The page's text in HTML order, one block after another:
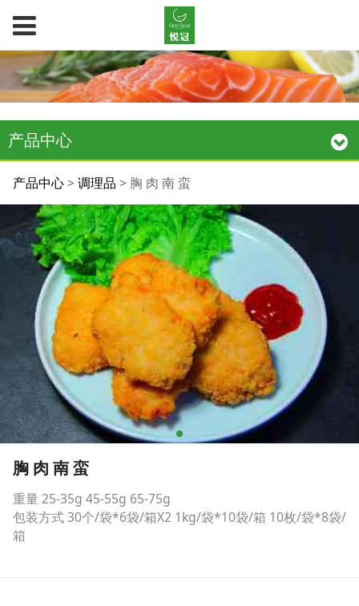
产品中心
胸 肉 南 蛮
产品中心> 调理品 > 胸 肉 南 蛮
胸 肉 南 蛮
重量 25-35g 45-55g 65-75g
包装方式 30个/袋*6袋/箱X2 1kg/袋*10袋/箱 10枚/袋*8袋/
箱